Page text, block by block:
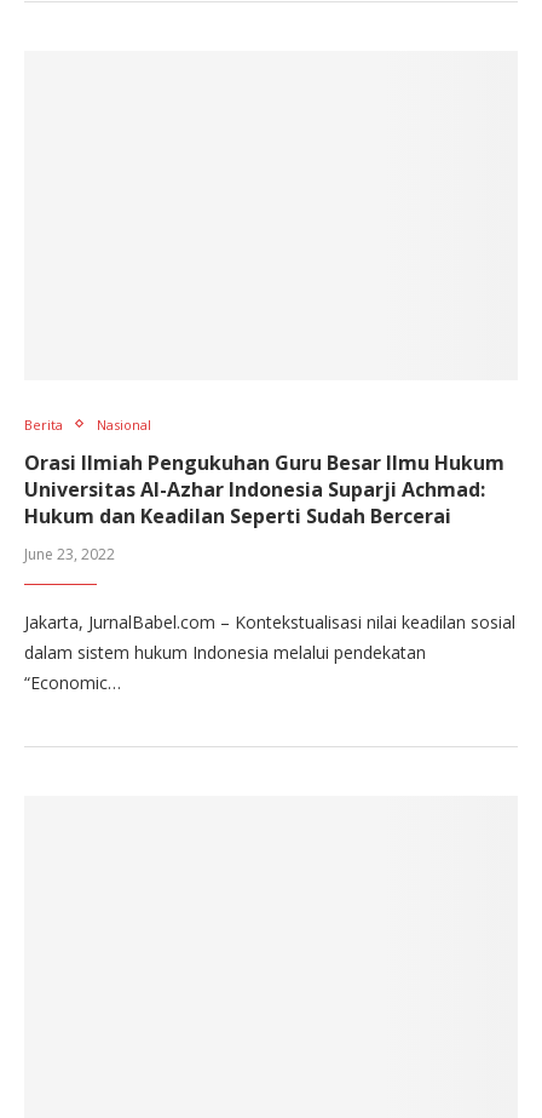
Berita Nasional
Orasi Ilmiah Pengukuhan Guru Besar Ilmu Hukum
Universitas Al-Azhar Indonesia Suparji Achmad:
Hukum dan Keadilan Seperti Sudah Bercerai
June 23, 2022
Jakarta, JurnalBabel.com – Kontekstualisasi nilai keadilan sosial
dalam sistem hukum Indonesia melalui pendekatan
“Economic…